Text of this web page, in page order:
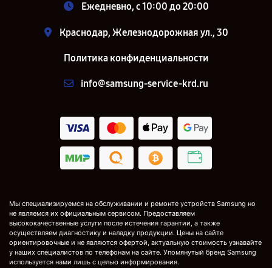
Ежедневно, с 10:00 до 20:00
Краснодар, Железнодорожная ул., 30
Политика конфиденциальности
info@samsung-service-krd.ru
Мы специализируемся на обслуживании и ремонте устройств Samsung но
не являемся их официальным сервисом. Предоставляем
высококачественные услуги после истечения гарантии, а также
осуществляем диагностику и наладку продукции. Цены на сайте
ориентировочные и не являются офертой, актуальную стоимость узнавайте
у наших специалистов по телефонам на сайте. Упомянутый бренд Samsung
используется нами лишь с целью информирования.